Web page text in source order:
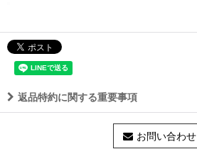
返品特約に関する重要事項
お問い合わせ